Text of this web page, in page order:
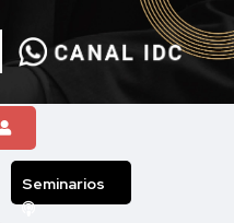
Seminarios